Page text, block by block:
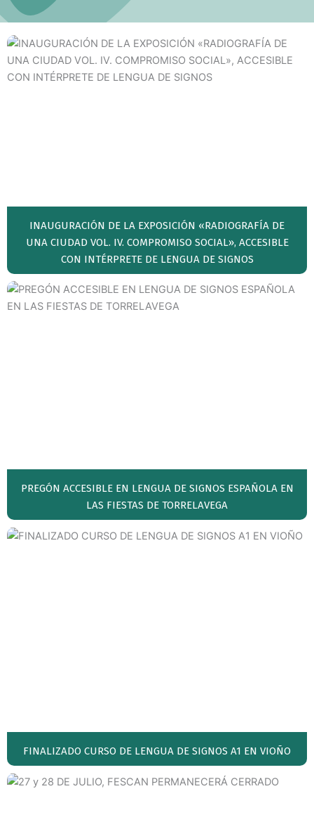
INAUGURACIÓN DE LA EXPOSICIÓN «RADIOGRAFÍA DE
UNA CIUDAD VOL. IV. COMPROMISO SOCIAL», ACCESIBLE
CON INTÉRPRETE DE LENGUA DE SIGNOS
PREGÓN ACCESIBLE EN LENGUA DE SIGNOS ESPAÑOLA EN
LAS FIESTAS DE TORRELAVEGA
FINALIZADO CURSO DE LENGUA DE SIGNOS A1 EN VIOÑO